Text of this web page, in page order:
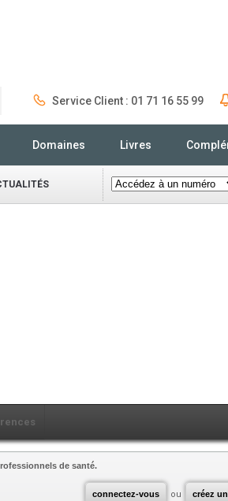
Service Client : 01 71 16 55 99
Domaines Livres
connectez-vous ou créez
de santé.